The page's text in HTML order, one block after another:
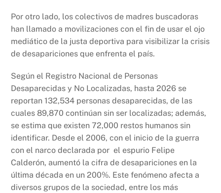
Por otro lado, los colectivos de madres buscadoras
han llamado a movilizaciones con el fin de usar el ojo
mediático de la justa deportiva para visibilizar la crisis
de desapariciones que enfrenta el país.
Según el Registro Nacional de Personas
Desaparecidas y No Localizadas, hasta 2026 se
reportan 132,534 personas desaparecidas, de las
cuales 89,870 continúan sin ser localizadas; además,
se estima que existen 72,000 restos humanos sin
identificar. Desde el 2006, con el inicio de la guerra
con el narco declarada por el espurio Felipe
Calderón, aumentó la cifra de desapariciones en la
última década en un 200%. Este fenómeno afecta a
diversos grupos de la sociedad, entre los más